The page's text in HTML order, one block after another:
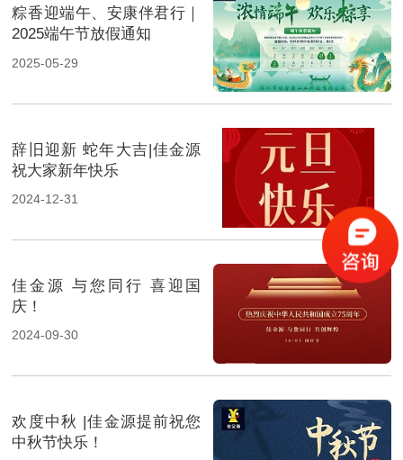
粽香迎端午、安康伴君行｜
2025端午节放假通知
2025-05-29
辞旧迎新 蛇年大吉|佳金源
祝大家新年快乐
2024-12-31
佳金源 与您同行 喜迎国
庆！
2024-09-30
欢度中秋 |佳金源提前祝您
中秋节快乐！